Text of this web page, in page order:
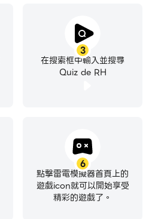
3
在搜索框中輸入並搜尋
Quiz de RH
6
點擊雷電模擬器首頁上的
遊戲icon就可以開始享受
精彩的遊戲了。